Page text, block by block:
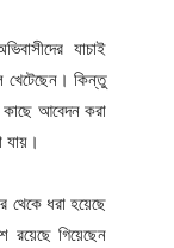
যাচাই
খেটেছেন। কিন্তু
কাছে আবেদন করা
যায়।
থেকে ধরা হয়েছে
রয়েছে গিয়েছেন